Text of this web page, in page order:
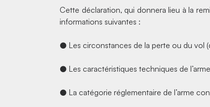
Cette déclaration, qui donnera lieu à la
informations suivantes :
● Les circonstances de la perte ou du vol
● Les caractéristiques techniques de
● La catégorie réglementaire de l’arme